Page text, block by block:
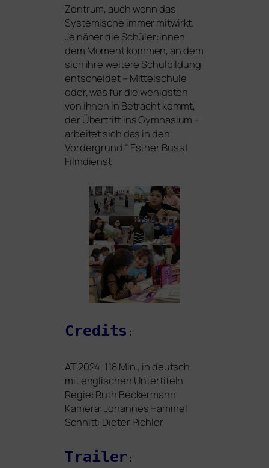
Zentrum, auch wenn das
Systemische immer mit­wirkt.
Je näher die Schüler:innen
dem Moment kom­men, an dem
sich ihre wei­te­re Schulbildung
ent­schei­det – Mittelschule
oder, was für die wenigs­ten
von ihnen in Betracht kommt,
der Übertritt ins Gymnasium –
arbei­tet sich das in den
Vordergrund.“ Esther Buss |
Filmdienst
Credits :
AT2024, 118 Min., in deutsch
mit eng­li­schen Untertiteln
Regie: Ruth Beckermann
Kamera:Johannes Hammel
Schnitt: Dieter Pichler
Trailer :